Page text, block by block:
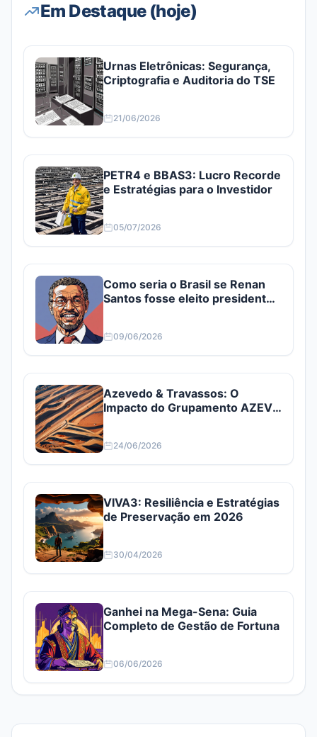
Em Destaque (hoje)
Urnas Eletrônicas: Segurança,
Criptografia e Auditoria do TSE
21/06/2026
PETR4 e BBAS3: Lucro Recorde
e Estratégias para o Investidor
05/07/2026
Como seria o Brasil se Renan
Santos fosse eleito presidente?
09/06/2026
Azevedo & Travassos: O
Impacto do Grupamento AZEV3
24/06/2026
VIVA3: Resiliência e Estratégias
de Preservação em 2026
30/04/2026
Ganhei na Mega-Sena: Guia
Completo de Gestão de Fortuna
06/06/2026